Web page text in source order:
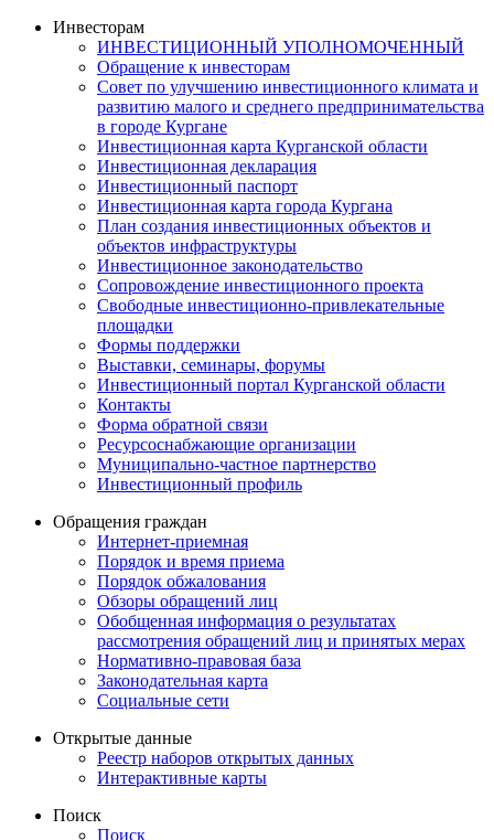
Инвесторам
ИНВЕСТИЦИОННЫЙ УПОЛНОМОЧЕННЫЙ
Обращение к инвесторам
Совет по улучшению инвестиционного климата и
развитию малого и среднего предпринимательства
в городе Кургане
Инвестиционная карта Курганской области
Инвестиционная декларация
Инвестиционный паспорт
Инвестиционная карта города Кургана
План создания инвестиционных объектов и
объектов инфраструктуры
Инвестиционное законодательство
Сопровождение инвестиционного проекта
Свободные инвестиционно-привлекательные
площадки
Формы поддержки
Выставки, семинары, форумы
Инвестиционный портал Курганской области
Контакты
Форма обратной связи
Ресурсоснабжающие организации
Муниципально-частное партнерство
Инвестиционный профиль
Обращения граждан
Интернет-приемная
Порядок и время приема
Порядок обжалования
Обзоры обращений лиц
Обобщенная информация о результатах
рассмотрения обращений лиц и принятых мерах
Нормативно-правовая база
Законодательная карта
Социальные сети
Открытые данные
Реестр наборов открытых данных
Интерактивные карты
Поиск
Поиск